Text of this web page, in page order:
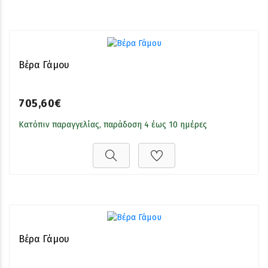
Βέρα Γάμου
705,60€
Κατόπιν παραγγελίας, παράδοση 4 έως 10 ημέρες
Βέρα Γάμου